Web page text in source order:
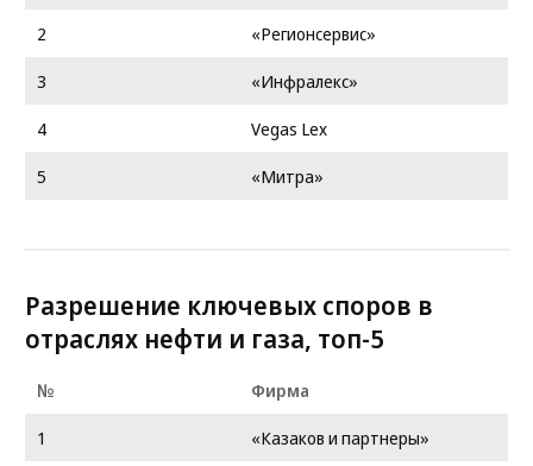
2
«Регионсервис»
3
«Инфралекс»
4
Vegas Lex
5
«Митра»
Разрешение ключевых споров в
отраслях нефти и газа, топ-5
№
Фирма
1
«Казаков и партнеры»